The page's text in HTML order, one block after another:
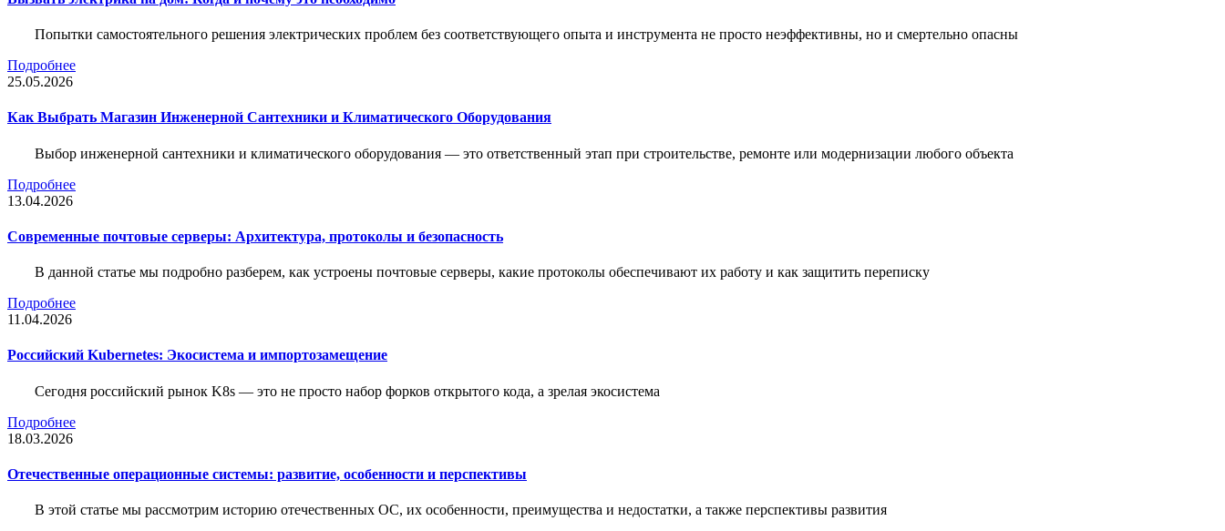
Попытки самостоятельного решения электрических проблем без соответствующего опыта и инструмента не просто неэффективны, но и смертельно опасны
Подробнее
25.05.2026
Как Выбрать Магазин Инженерной Сантехники и Климатического Оборудования
Выбор инженерной сантехники и климатического оборудования — это ответственный этап при строительстве, ремонте или модернизации любого объекта
Подробнее
13.04.2026
Современные почтовые серверы: Архитектура, протоколы и безопасность
В данной статье мы подробно разберем, как устроены почтовые серверы, какие протоколы обеспечивают их работу и как защитить переписку
Подробнее
11.04.2026
Российский Kubernetes: Экосистема и импортозамещение
Сегодня российский рынок K8s — это не просто набор форков открытого кода, а зрелая экосистема
Подробнее
18.03.2026
Отечественные операционные системы: развитие, особенности и перспективы
В этой статье мы рассмотрим историю отечественных ОС, их особенности, преимущества и недостатки, а также перспективы развития